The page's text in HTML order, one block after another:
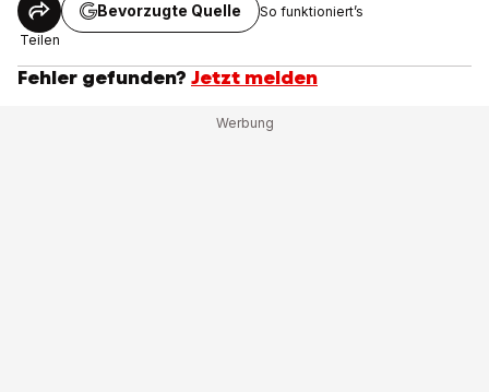
Teilen
Bevorzugte Quelle So funktioniert’s
Fehler gefunden? Jetzt melden